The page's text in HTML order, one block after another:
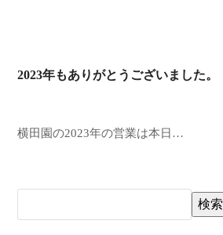
2023年もありがとうございました。
横田園の2023年の営業は本日…
検索